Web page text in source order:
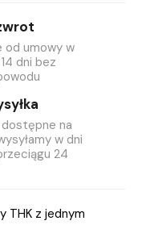
od umowy w
dni bez
na
w dni
24
THK z jednym